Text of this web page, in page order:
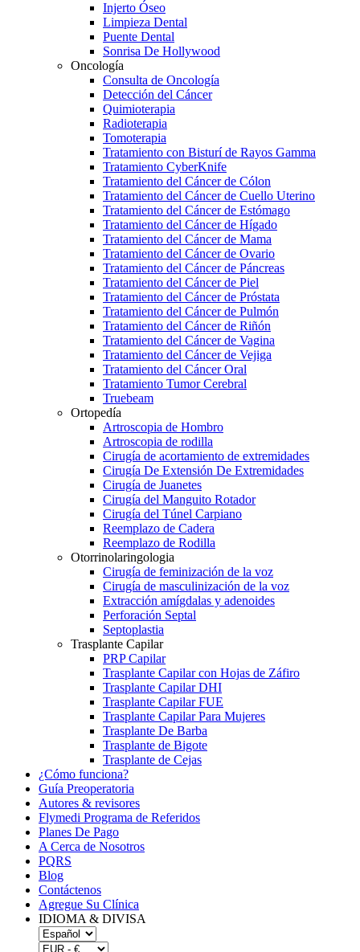
Injerto Óseo
Limpieza Dental
Puente Dental
Sonrisa De Hollywood
Oncología
Consulta de Oncología
Detección del Cáncer
Quimioterapia
Radioterapia
Tomoterapia
Tratamiento con Bisturí de Rayos Gamma
Tratamiento CyberKnife
Tratamiento del Cáncer de Cólon
Tratamiento del Cáncer de Cuello Uterino
Tratamiento del Cáncer de Estómago
Tratamiento del Cáncer de Hígado
Tratamiento del Cáncer de Mama
Tratamiento del Cáncer de Ovario
Tratamiento del Cáncer de Páncreas
Tratamiento del Cáncer de Piel
Tratamiento del Cáncer de Próstata
Tratamiento del Cáncer de Pulmón
Tratamiento del Cáncer de Riñón
Tratamiento del Cáncer de Vagina
Tratamiento del Cáncer de Vejiga
Tratamiento del Cáncer Oral
Tratamiento Tumor Cerebral
Truebeam
Ortopedía
Artroscopia de Hombro
Artroscopia de rodilla
Cirugía de acortamiento de extremidades
Cirugía De Extensión De Extremidades
Cirugía de Juanetes
Cirugía del Manguito Rotador
Cirugía del Túnel Carpiano
Reemplazo de Cadera
Reemplazo de Rodilla
Otorrinolaringologia
Cirugía de feminización de la voz
Cirugía de masculinización de la voz
Extracción amígdalas y adenoides
Perforación Septal
Septoplastia
Trasplante Capilar
PRP Capilar
Trasplante Capilar con Hojas de Záfiro
Trasplante Capilar DHI
Trasplante Capilar FUE
Trasplante Capilar Para Mujeres
Trasplante De Barba
Trasplante de Bigote
Trasplante de Cejas
¿Cómo funciona?
Guía Preoperatoria
Autores & revisores
Flymedi Programa de Referidos
Planes De Pago
A Cerca de Nosotros
PQRS
Blog
Contáctenos
Agregue Su Clínica
IDIOMA & DIVISA